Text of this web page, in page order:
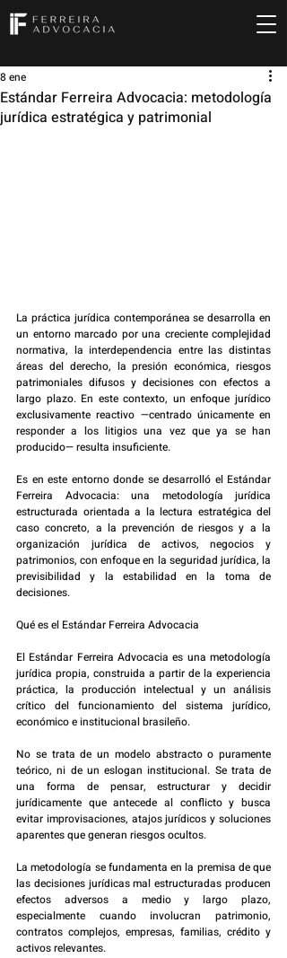
Estándar Ferreira Advocacia: metodología
jurídica estratégica y patrimonial
8 ene
La práctica jurídica contemporánea se desarrolla en
un entorno marcado por una creciente complejidad
normativa, la interdependencia entre las distintas
áreas del derecho, la presión económica, riesgos
patrimoniales difusos y decisiones con efectos a
largo plazo. En este contexto, un enfoque jurídico
exclusivamente reactivo —centrado únicamente en
responder a los litigios una vez que ya se han
producido— resulta insuficiente.
Es en este entorno donde se desarrolló el Estándar
Ferreira Advocacia: una metodología jurídica
estructurada orientada a la lectura estratégica del
caso concreto, a la prevención de riesgos y a la
organización jurídica de activos, negocios y
patrimonios, con enfoque en la seguridad jurídica, la
previsibilidad y la estabilidad en la toma de
decisiones.
Qué es el Estándar Ferreira Advocacia
El Estándar Ferreira Advocacia es una metodología
jurídica propia, construida a partir de la experiencia
práctica, la producción intelectual y un análisis
crítico del funcionamiento del sistema jurídico,
económico e institucional brasileño.
No se trata de un modelo abstracto o puramente
teórico, ni de un eslogan institucional. Se trata de
una forma de pensar, estructurar y decidir
jurídicamente que antecede al conflicto y busca
evitar improvisaciones, atajos jurídicos y soluciones
aparentes que generan riesgos ocultos.
La metodología se fundamenta en la premisa de que
las decisiones jurídicas mal estructuradas producen
efectos adversos a medio y largo plazo,
especialmente cuando involucran patrimonio,
contratos complejos, empresas, familias, crédito y
activos relevantes.